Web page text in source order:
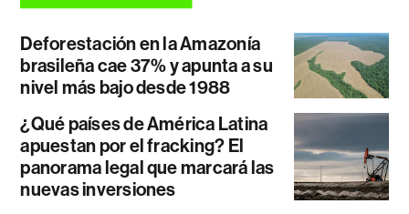
Deforestación en la Amazonía
brasileña cae 37% y apunta a su
nivel más bajo desde 1988
¿Qué países de América Latina
apuestan por el fracking? El
panorama legal que marcará las
nuevas inversiones